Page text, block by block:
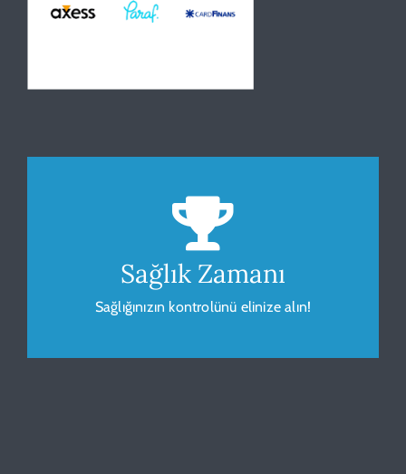
Sağlık Zamanı
Sağlığınızın kontrolünü elinize alın!
Beden Kitle Endeksi
Sağlığınız için vücudunuzu gözlemleyip
ölçümleyin.
HESAPLA